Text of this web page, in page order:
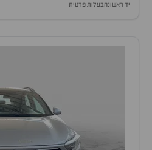
יד ראשונהבעלות פרטית